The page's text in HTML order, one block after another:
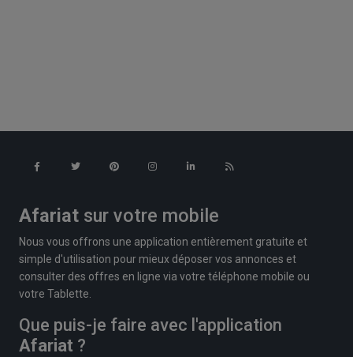
Afariat sur votre mobile
Nous vous offrons une application entièrement gratuite et
simple d'utilisation pour mieux déposer vos annonces et
consulter des offres en ligne via votre téléphone mobile ou
votre Tablette.
Que puis-je faire avec l'application
Afariat ?